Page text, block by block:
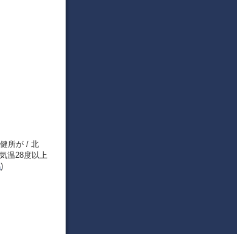
所が / 北
温28度以上
)